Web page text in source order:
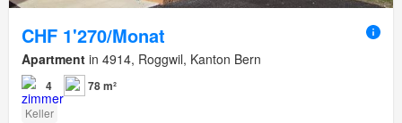
CHF 1'270/Monat
Apartment in 4914, Roggwil, Kanton Bern
4 78 m²
Keller